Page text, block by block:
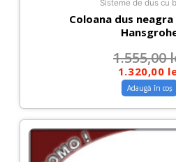
Sisteme de dus cu
Coloana dus
1.555,00
1.320,00
Adaugă în coș